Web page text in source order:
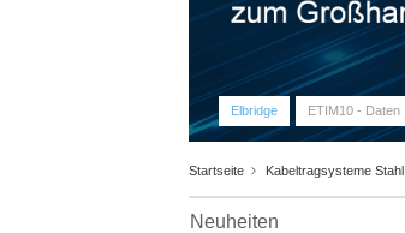
Elbridge ETIM10 - Daten
Startseite Kabeltragsysteme Stahl
Neuheiten